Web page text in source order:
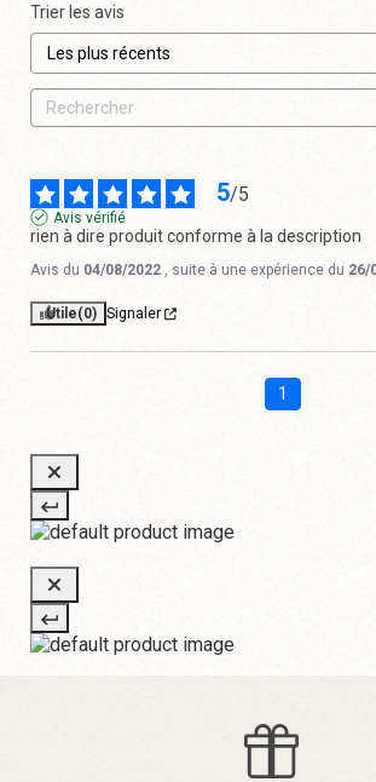
Trier les avis
5/5
Avis vérifié
rien à dire produit conforme à la description
Avis du 04/08/2022 , suite à une expérience du 26/
Utile(0) Signaler
1